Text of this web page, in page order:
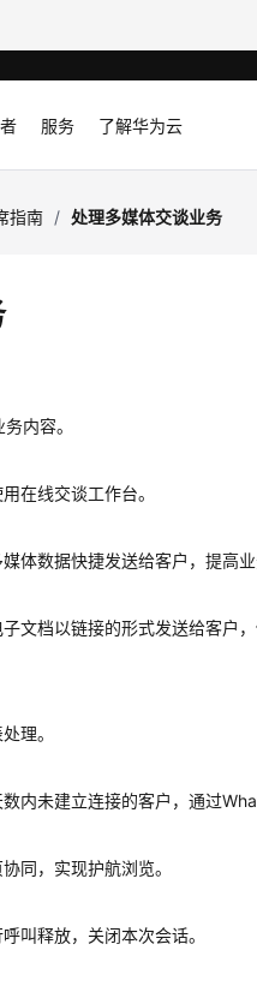
服务 了解华为云
指南 / 处理多媒体交谈业务
内容。
在线交谈工作台。
体数据快捷发送给客户，提高业
文档以链接的形式发送给客户，
理。
内未建立连接的客户，通过
同，实现护航浏览。
叫释放，关闭本次会话。